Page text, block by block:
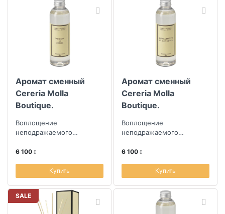
Аромат сменный
Cereria Molla
Boutique.
вербена
Воплощение
неподражаемого
из Испании
6 100
Купить
Аромат сменный
Cereria Molla
Boutique.
бергамот 200мл
Воплощение
неподражаемого
из Испании
6 100
Купить
SALE